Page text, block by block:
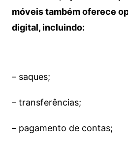
móveis também oferece
digital, incluindo:
– saques;
– transferências;
– pagamento de contas;